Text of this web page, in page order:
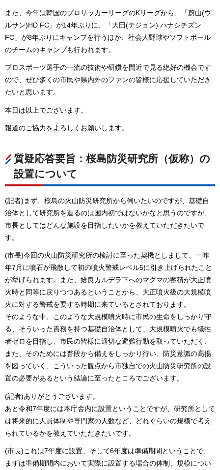
また、今年は韓国のプロサッカーリーグのKリーグから、「蔚山(ウ
ルサン)HD FC」が14年ぶりに、「大田(テジョン) ハナシチズン
FC」が8年ぶりにキャンプを行うほか、社会人野球やソフトボール
のチームのキャンプも行われます。
プロスポーツ選手の一流の技術や研鑽を間近で見る絶好の機会です
ので、ぜひ多くの市民や県内外のファンの皆様に応援していただき
たいと思います。
本日は以上でございます。
報道のご協力をよろしくお願いします。
質疑応答要旨：桜島防災研究所（仮称）の
設置について
(記者)まず、桜島の火山防災研究所から伺いたいのですが、基礎自
治体として研究所を造るのは国内初ではないかなと思うのですが、
市長としてはどんな施設を目指したいかを教えていただきたいで
す。
(市長)今回の火山防災研究所の検討に至った契機としまして、一昨
年7月に噴石が飛散して初の噴火警戒レベル5に引き上げられたこと
が挙げられます。また、姶良カルデラ下へのマグマの蓄積が大正噴
火時と同等に戻りつつあるということから、大正噴火級の大規模噴
火に対する警戒を要する時期に来ているとされております。
そのような中、このような大規模噴火時に市民の生命をしっかり守
る、そういった責務を持つ基礎自治体として、大規模噴火でも犠牲
者ゼロを目指し、市民の皆様に適切な避難行動を取っていただく、
また、そのためには普段から備えをしっかり行い、防災意識の高揚
を図っていく、こういった観点から市独自での火山防災研究所の設
置の必要があるという結論に至ったところでございます。
(記者)ありがとうございます。
あと令和7年度には本庁舎内に設置ということですが、研究所として
は将来的に人員体制や専門家の人数など、どれぐらいの規模で考え
られているかを教えていただきたいです。
(市長)これは7年度に設置、そして6年度は準備期間ということで、
まずは準備期間内において実際に設置する場合の体制、規模につい